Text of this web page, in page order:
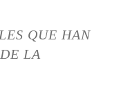
QUE HAN
LA